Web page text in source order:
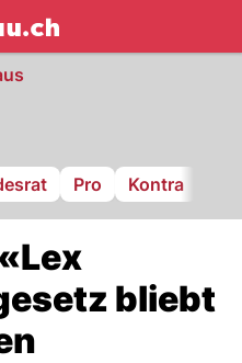
NAU.ch
Pro Kontra
bliebt